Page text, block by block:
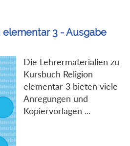
elementar 3 - Ausgabe
Die Lehrermaterialien zu
Kursbuch Religion
elementar 3 bieten viele
Anregungen und
Kopiervorlagen ...